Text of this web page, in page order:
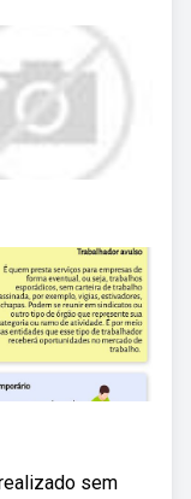
sem